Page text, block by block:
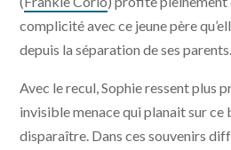
complicité avec ce jeune père
depuis la séparation de ses parents.
Avec le recul, Sophie ressent plus
invisible menace qui planait sur ce
disparaître. Dans ces souvenirs